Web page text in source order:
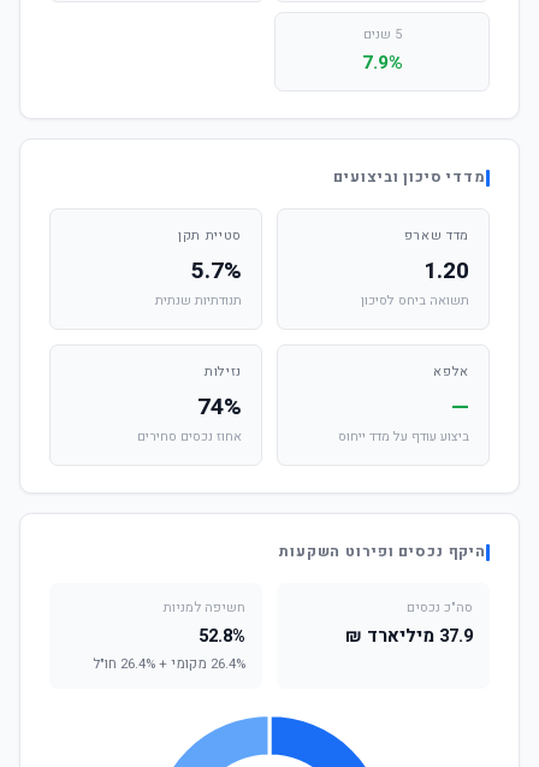
5 שנים
7.9%
מדדי סיכון וביצועים
מדד שארפ
1.20
תשואה ביחס לסיכון
סטיית תקן
5.7%
תנודתיות שנתית
אלפא
—
ביצוע עודף על מדד ייחוס
נזילות
74%
אחוז נכסים סחירים
היקף נכסים ופירוט השקעות
סה"כ נכסים
37.9 מיליארד ₪
חשיפה למניות
52.8%
26.4% מקומי + 26.4% חו"ל